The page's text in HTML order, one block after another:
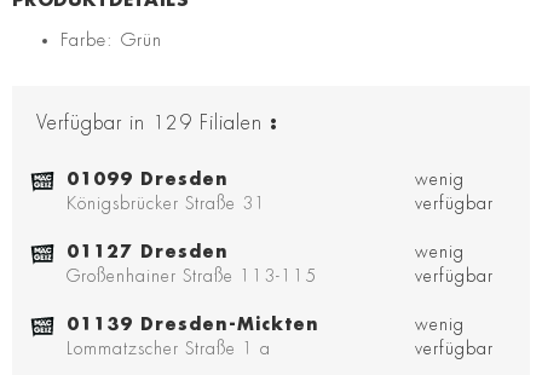
Farbe: Grün
Verfügbar in 129 Filialen :
01099 Dresden
Königsbrücker Straße 31
wenig
verfügbar
01127 Dresden
Großenhainer Straße 113-115
wenig
verfügbar
01139 Dresden-Mickten
Lommatzscher Straße 1 a
wenig
verfügbar